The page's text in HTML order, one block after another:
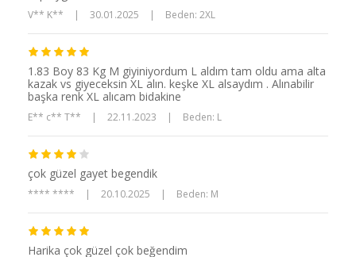
V** K** | 30.01.2025 | Beden: 2XL
1.83 Boy 83 Kg M giyiniyordum L aldım tam oldu ama alta
kazak vs giyeceksin XL alın. keşke XL alsaydım . Alınabilir
başka renk XL alıcam bidakine
E** c** T** | 22.11.2023 | Beden: L
çok güzel gayet begendik
**** **** | 20.10.2025 | Beden: M
Harika çok güzel çok beğendim